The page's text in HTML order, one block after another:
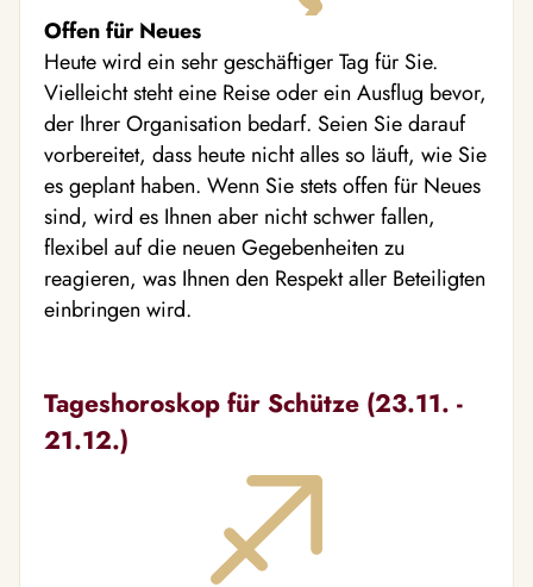
Offen für Neues
Heute wird ein sehr geschäftiger Tag für Sie.
Vielleicht steht eine Reise oder ein Ausflug bevor,
der Ihrer Organisation bedarf. Seien Sie darauf
vorbereitet, dass heute nicht alles so läuft, wie Sie
es geplant haben. Wenn Sie stets offen für Neues
sind, wird es Ihnen aber nicht schwer fallen,
flexibel auf die neuen Gegebenheiten zu
reagieren, was Ihnen den Respekt aller Beteiligten
einbringen wird.
Tageshoroskop für Schütze (23.11. -
21.12.)